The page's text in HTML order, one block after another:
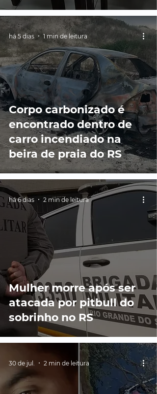
Corpo carbonizado é
encontrado dentro de
carro incendiado na
beira de praia do RS
há 5 dias 1 min de leitura
Mulher morre após ser
atacada por pitbull do
sobrinho no RS
há 6 dias 2 min de leitura
30 de jul. 2 min de leitura